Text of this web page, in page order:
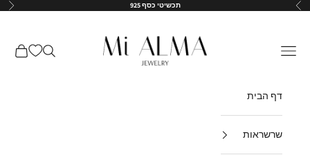
דילוג לתוכן
הקודם תכשיטי כסף 925 הבא
Mi-Alma-il
תפריט חיפוש עגלת
דף הבית
שרשראות